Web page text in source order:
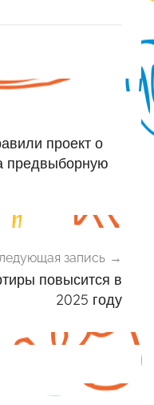
проект о
предвыборную
запись
повысится в
2025 году